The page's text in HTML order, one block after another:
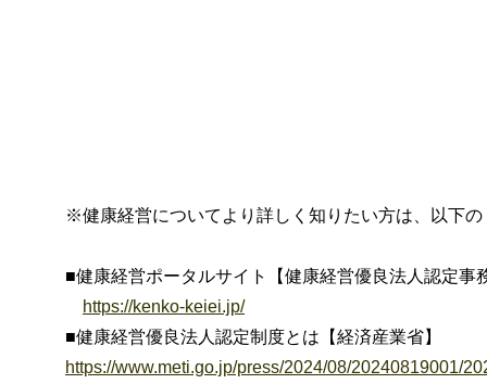
※健康経営についてより詳しく知りたい方は、以下
■健康経営ポータルサイト【健康経営優良法人認定事
https://kenko-keiei.jp/
■健康経営優良法人認定制度とは【経済産業省】
https://www.meti.go.jp/press/2024/08/20240819001/